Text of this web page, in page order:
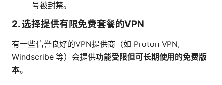
号被封禁。
2. 选择提供有限免费套餐的VPN
有一些信誉良好的VPN提供商（如 Proton VPN,
Windscribe 等）会提供功能受限但可长期使用的免费版
本。